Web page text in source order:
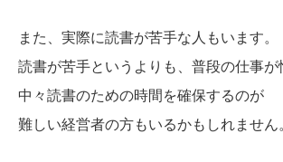
また、実際に読書が苦手な人もいます。
読書が苦手というよりも、普段の仕事が
中々読書のための時間を確保するのが
難しい経営者の方もいるかもしれません